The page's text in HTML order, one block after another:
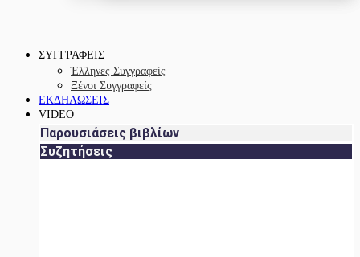
ΣΥΓΓΡΑΦΕΙΣ
Έλληνες Συγγραφείς
Ξένοι Συγγραφείς
ΕΚΔΗΛΩΣΕΙΣ
VIDEO
Παρουσιάσεις βιβλίων
Συζητήσεις